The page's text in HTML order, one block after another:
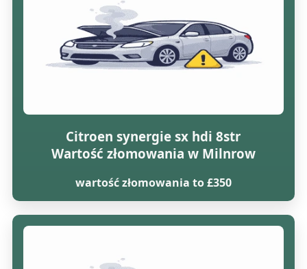
Citroen synergie sx hdi 8str
Wartość złomowania w Milnrow
wartość złomowania to £350